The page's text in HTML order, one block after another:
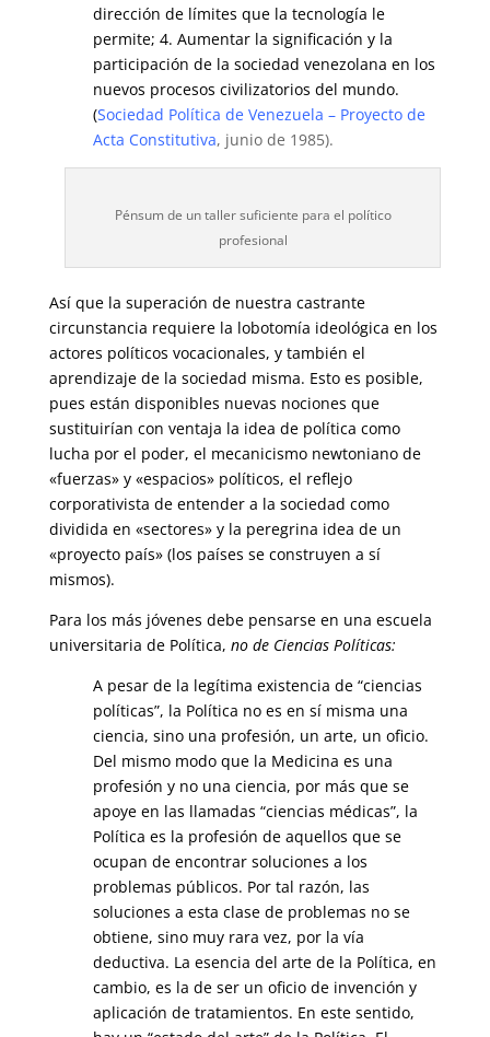
dirección de límites que la tecnología le
permite; 4. Aumentar la significación y la
participación de la sociedad venezolana en los
nuevos procesos civilizatorios del mundo.
(Sociedad Política de Venezuela – Proyecto de
Acta Constitutiva, junio de 1985).
Pénsum de un taller suficiente para el político
profesional
Así que la superación de nuestra castrante
circunstancia requiere la lobotomía ideológica en los
actores políticos vocacionales, y también el
aprendizaje de la sociedad misma. Esto es posible,
pues están disponibles nuevas nociones que
sustituirían con ventaja la idea de política como
lucha por el poder, el mecanicismo newtoniano de
«fuerzas» y «espacios» políticos, el reflejo
corporativista de entender a la sociedad como
dividida en «sectores» y la peregrina idea de un
«proyecto país» (los países se construyen a sí
mismos).
Para los más jóvenes debe pensarse en una escuela
universitaria de Política, no de Ciencias Políticas:
A pesar de la legítima existencia de “ciencias
políticas”, la Política no es en sí misma una
ciencia, sino una profesión, un arte, un oficio.
Del mismo modo que la Medicina es una
profesión y no una ciencia, por más que se
apoye en las llamadas “ciencias médicas”, la
Política es la profesión de aquellos que se
ocupan de encontrar soluciones a los
problemas públicos. Por tal razón, las
soluciones a esta clase de problemas no se
obtiene, sino muy rara vez, por la vía
deductiva. La esencia del arte de la Política, en
cambio, es la de ser un oficio de invención y
aplicación de tratamientos. En este sentido,